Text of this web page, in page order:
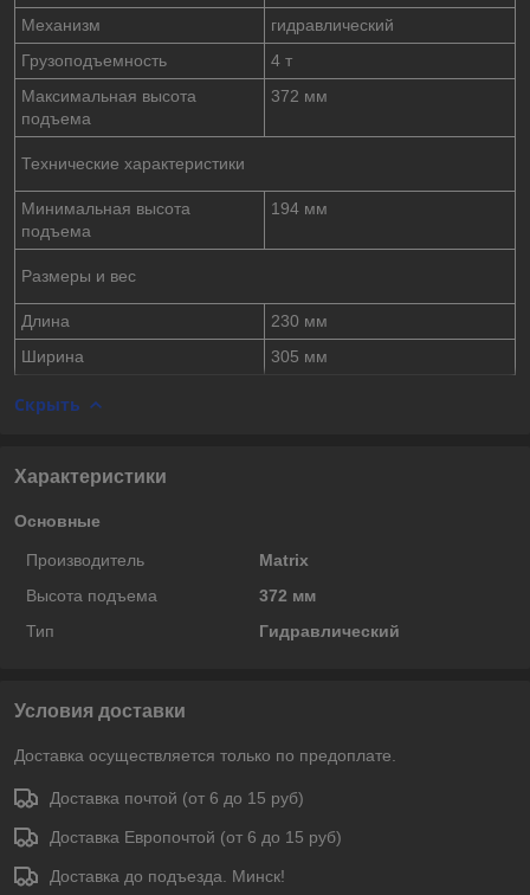
Механизм
гидравлический
Грузоподъемность
4 т
Максимальная высота
подъема
372 мм
Технические характеристики
Минимальная высота
подъема
194 мм
Размеры и вес
Длина
230 мм
Ширина
305 мм
Скрыть
Характеристики
Основные
Производитель
Matrix
Высота подъема
372 мм
Тип
Гидравлический
Условия доставки
Доставка осуществляется только по предоплате.
Доставка почтой (от 6 до 15 руб)
Доставка Европочтой (от 6 до 15 руб)
Доставка до подъезда. Минск!